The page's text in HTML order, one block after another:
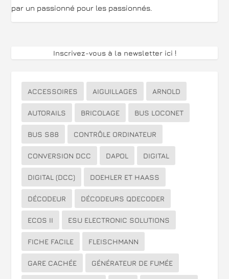
par un passionné pour les passionnés.
Inscrivez-vous à la newsletter ici !
ACCESSOIRES AIGUILLAGES ARNOLD
AUTORAILS BRICOLAGE BUS LOCONET
BUS S88 CONTRÔLE ORDINATEUR
CONVERSION DCC DAPOL DIGITAL
DIGITAL (DCC) DOEHLER ET HAASS
DÉCODEUR DÉCODEURS QDECODER
ECOS II ESU ELECTRONIC SOLUTIONS
FICHE FACILE FLEISCHMANN
GARE CACHÉE GÉNÉRATEUR DE FUMÉE